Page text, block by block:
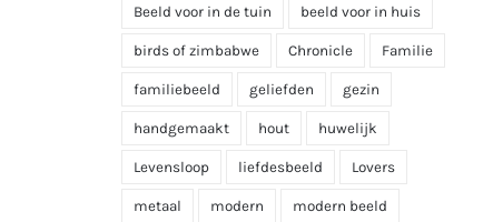
Beeld voor in de tuin beeld voor in huis
birds of zimbabwe Chronicle Familie
familiebeeld geliefden gezin
handgemaakt hout huwelijk
Levensloop liefdesbeeld Lovers
metaal modern modern beeld